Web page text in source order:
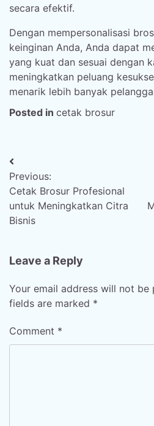
secara efektif.
Dengan mempersonalisasi
keinginan Anda, Anda dapat
yang kuat dan sesuai dengan
meningkatkan peluang
menarik lebih banyak
Posted in cetak brosur
Post
navigation
Previous:
Cetak Brosur Profesional
untuk Meningkatkan Citra
Bisnis
Leave a Reply
Your email address will not be
fields are marked *
Comment *